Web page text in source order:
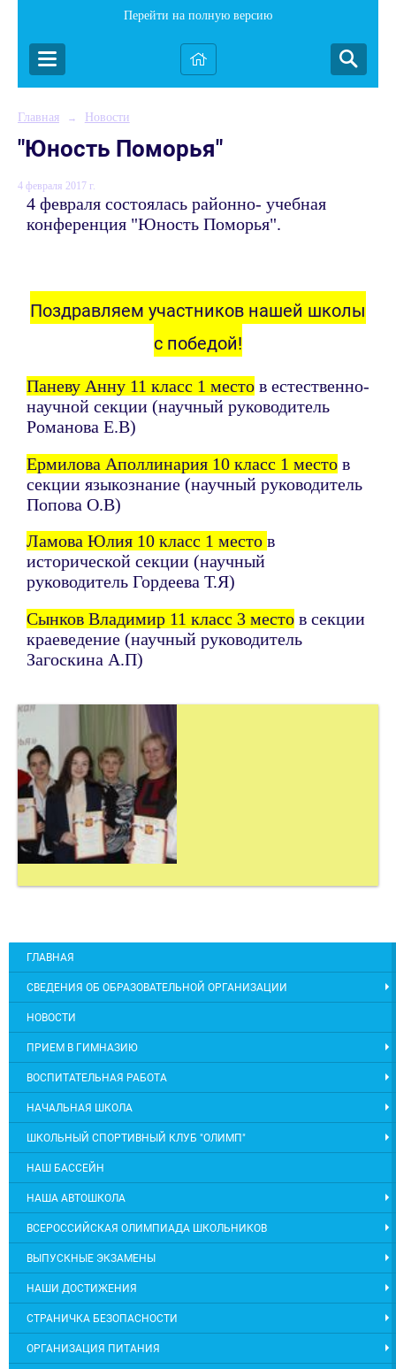
Перейти на полную версию
Главная → Новости
"Юность Поморья"
4 февраля 2017 г.
4 февраля состоялась районно- учебная
конференция "Юность Поморья".
Поздравляем участников нашей школы
с победой!
Паневу Анну 11 класс 1 место в естественно-
научной секции (научный руководитель
Романова Е.В)
Ермилова Аполлинария 10 класс 1 место в
секции языкознание (научный руководитель
Попова О.В)
Ламова Юлия 10 класс 1 место в
исторической секции (научный
руководитель Гордеева Т.Я)
Сынков Владимир 11 класс 3 место в секции
краеведение (научный руководитель
Загоскина А.П)
ГЛАВНАЯ
СВЕДЕНИЯ ОБ ОБРАЗОВАТЕЛЬНОЙ ОРГАНИЗАЦИИ
НОВОСТИ
ПРИЕМ В ГИМНАЗИЮ
ВОСПИТАТЕЛЬНАЯ РАБОТА
НАЧАЛЬНАЯ ШКОЛА
ШКОЛЬНЫЙ СПОРТИВНЫЙ КЛУБ "ОЛИМП"
НАШ БАССЕЙН
НАША АВТОШКОЛА
ВСЕРОССИЙСКАЯ ОЛИМПИАДА ШКОЛЬНИКОВ
ВЫПУСКНЫЕ ЭКЗАМЕНЫ
НАШИ ДОСТИЖЕНИЯ
СТРАНИЧКА БЕЗОПАСНОСТИ
ОРГАНИЗАЦИЯ ПИТАНИЯ